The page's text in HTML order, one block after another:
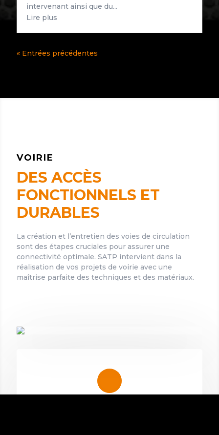
intervenant ainsi que du...
Lire plus
« Entrées précédentes
VOIRIE
DES ACCÈS
FONCTIONNELS ET
DURABLES
La création et l’entretien des voies de circulation
sont des étapes cruciales pour assurer une
connectivité optimale. SATP intervient dans la
réalisation de vos projets de voirie avec une
maîtrise parfaite des techniques et des matériaux.